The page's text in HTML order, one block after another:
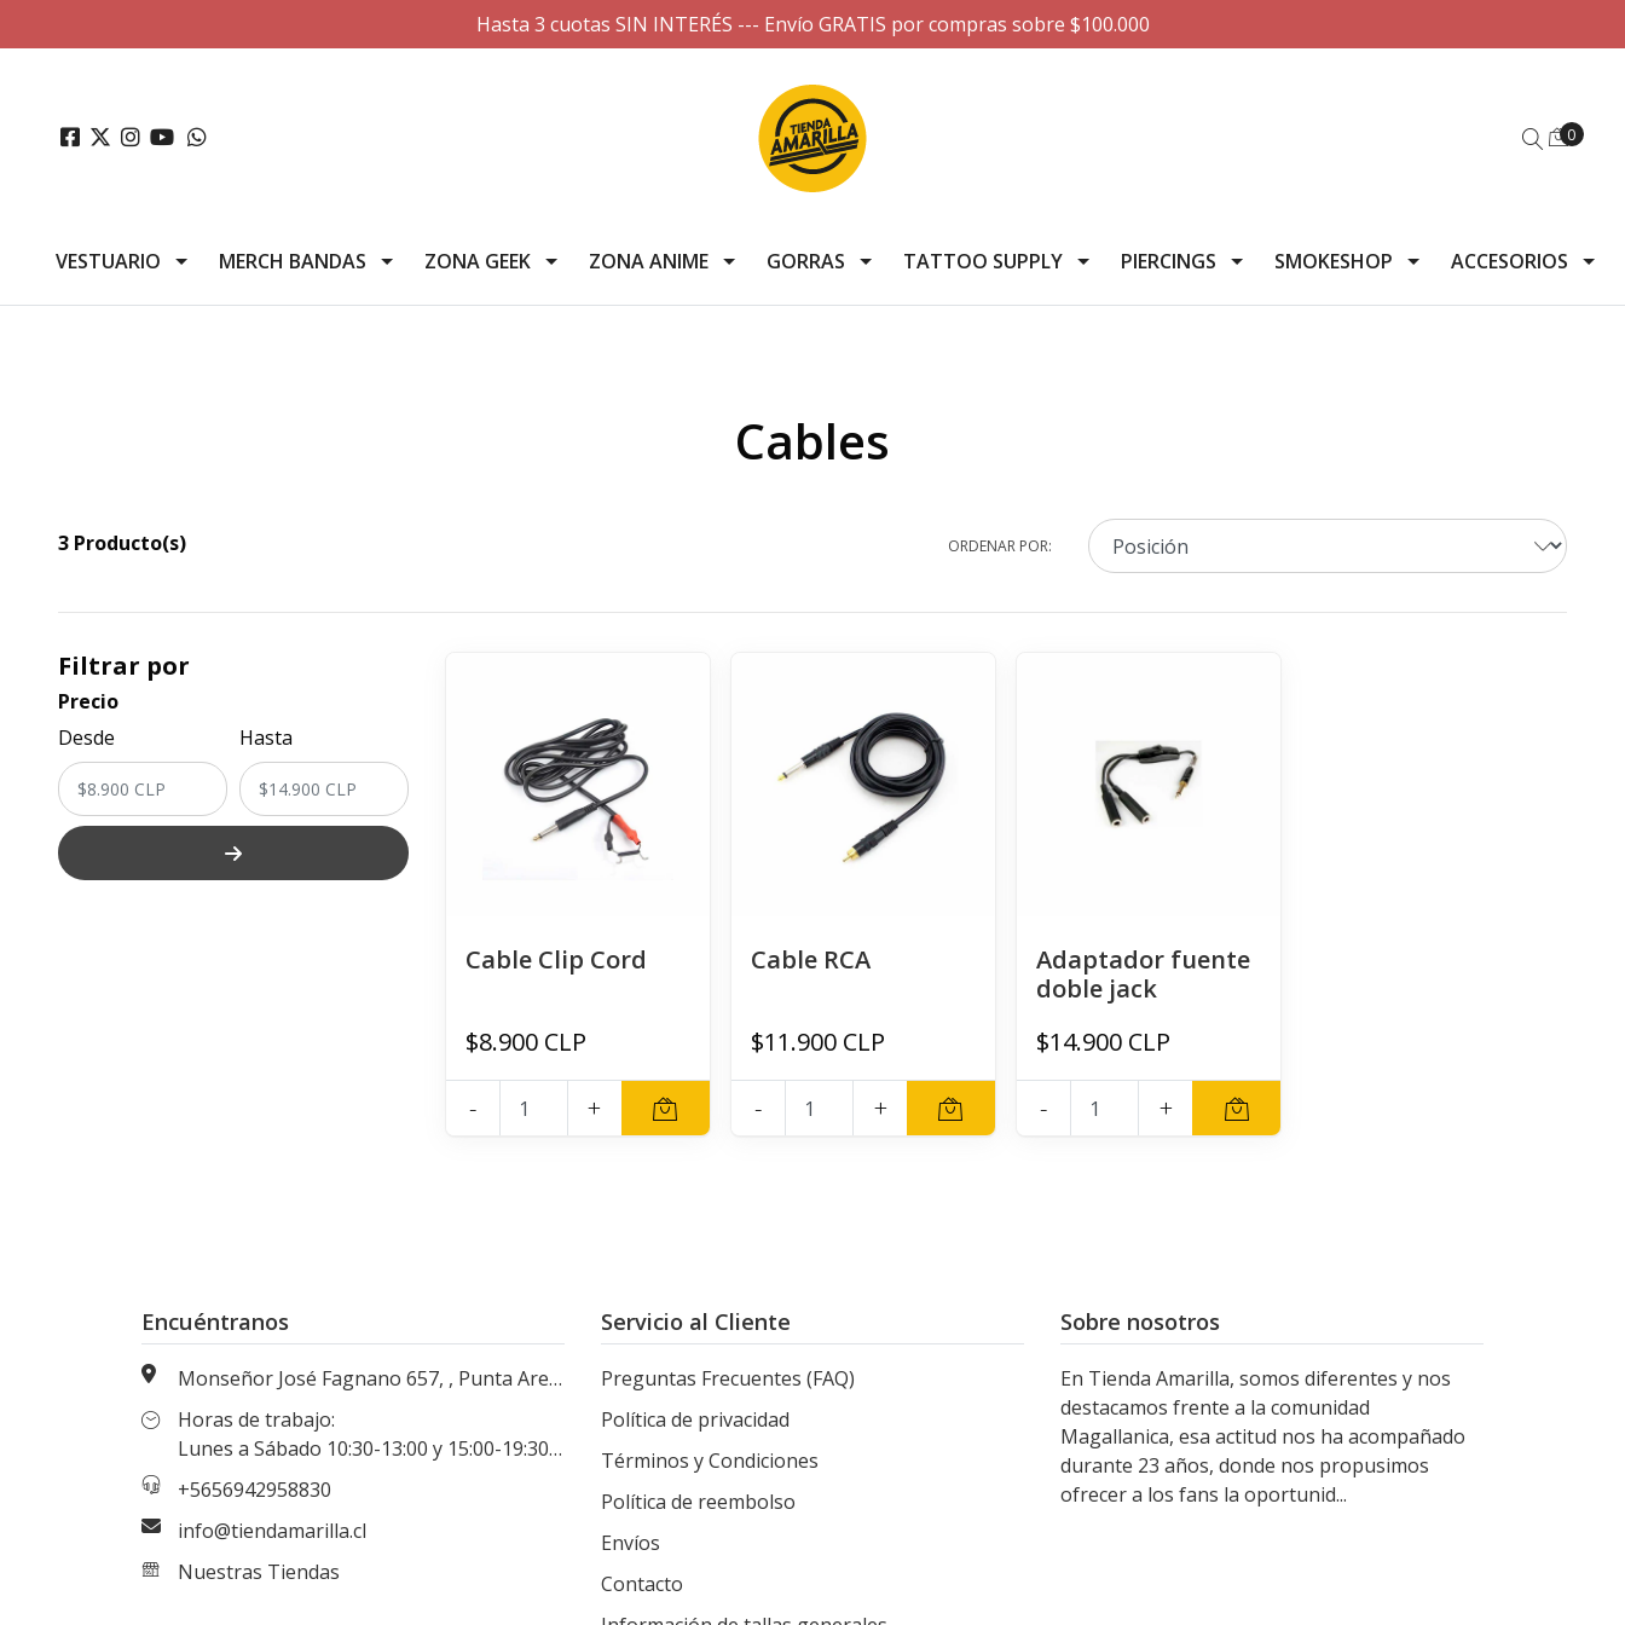
Hasta 3 cuotas SIN INTERÉS --- Envío GRATIS por compras sobre $100.000
0
VESTUARIO MERCH BANDAS ZONA GEEK ZONA ANIME GORRAS TATTOO SUPPLY PIERCINGS SMOKESHOP ACCESORIOS
Cables
3 Producto(s) ORDENAR POR:
Filtrar por
Precio
Desde
Hasta
Cable Clip Cord
$8.900 CLP
- +
Cable RCA
$11.900 CLP
- +
Adaptador fuente
doble jack
$14.900 CLP
- +
Encuéntranos
Monseñor José Fagnano 657, , Punta Arenas, Magallanes, Chile
Horas de trabajo:
Lunes a Sábado 10:30-13:00 y 15:00-19:30 hrs
+5656942958830
info@tiendamarilla.cl
Nuestras Tiendas
Servicio al Cliente
Preguntas Frecuentes (FAQ)
Política de privacidad
Términos y Condiciones
Política de reembolso
Envíos
Contacto
Sobre nosotros
En Tienda Amarilla, somos diferentes y nos
destacamos frente a la comunidad
Magallanica, esa actitud nos ha acompañado
durante 23 años, donde nos propusimos
ofrecer a los fans la oportunid...